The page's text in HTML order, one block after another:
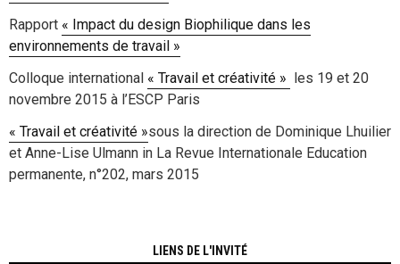
Rapport « Impact du design Biophilique dans les
environnements de travail »
Colloque international « Travail et créativité » les 19 et 20
novembre 2015 à l’ESCP Paris
« Travail et créativité »sous la direction de Dominique Lhuilier
et Anne-Lise Ulmann in La Revue Internationale Education
permanente, n°202, mars 2015
LIENS DE L'INVITÉ